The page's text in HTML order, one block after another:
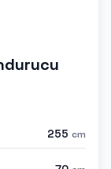
255 cm